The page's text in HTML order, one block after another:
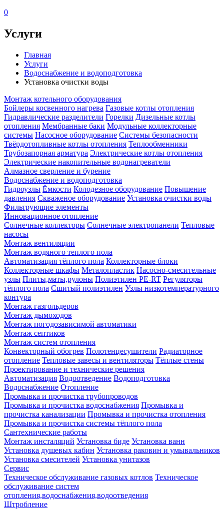
0
Услуги
Главная
Услуги
Водоснабжение и водоподготовка
Установка очистки воды
Монтаж котельного оборудования
Бойлеры косвенного нагрева Газовые котлы отопления
Гидравлические разделители Горелки Дизельные котлы
отопления Мембранные баки Модульные коллекторные
системы Насосное оборудование Системы безопасности
Твёрдотопливные котлы отопления Теплообменники
Трубозапорная арматура Электрические котлы отопления
Электрические накопительные водонагреватели
Алмазное сверление и бурение
Водоснабжение и водоподготовка
Гидроузлы Ёмкости Колодезное оборудование Повышение
давления Скваженое оборудование Установка очистки воды
Фильтрующие элементы
Инновационное отопление
Солнечные коллекторы Солнечные электропанели Тепловые
насосы
Монтаж вентиляции
Монтаж водяного теплого пола
Автоматизация тёплого пола Коллекторные блоки
Коллекторные шкафы Металопластик Насосно-смесительные
узлы Плиты,маты,рулоны Полиэтилен PE-RT Регуляторы
тёплого пола Сшитый полиэтилен Узлы низкотемпературного
контура
Монтаж газгольдеров
Монтаж дымоходов
Монтаж погодозависимой автоматики
Монтаж септиков
Монтаж систем отопления
Конвекторный обогрев Полотенцесушители Радиаторное
отопление Тепловые завесы и вентиляторы Тёплые стены
Проектирование и технические решения
Автоматизация Водоотведение Водоподготовка
Водоснабжение Отопление
Промывка и прочистка трубопроводов
Промывка и прочистка водоснабжения Промывка и
прочистка канализации Промывка и прочистка отопления
Промывка и прочистка системы тёплого пола
Сантехнические работы
Монтаж инсталяций Установка биде Установка ванн
Установка душевых кабин Установка раковин и умывальников
Установка смесителей Установка унитазов
Сервис
Техническое обслуживание газовых котлов Техническое
обслуживание систем
отопления,водоснабжения,водоотведения
Штробление